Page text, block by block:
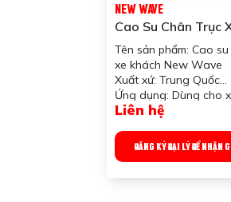
NEW WAVE
Cao Su Chân Trục
New Wave
Tên sản phẩm: Cao
xe khách New Wave
Xuất xứ: Trung Quốc
Ứng dụng: Dùng cho
Trọng lượng: 3000gr
Quy chuẩn đóng gói:
cái/thùng; 1 xe 4 cái
Liên hệ
ĐĂNG KÝ ĐẠI LÝ ĐỂ NHẬN